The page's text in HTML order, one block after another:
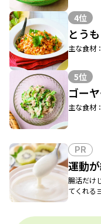
4位
とう
主な食材
5位
ゴー
主な食材
PR
運動
腸活だけ
てくれる